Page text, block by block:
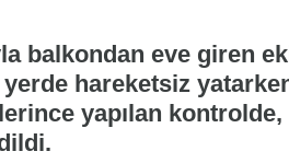
balkondan eve giren
hareketsiz
yapılan kontrolde,